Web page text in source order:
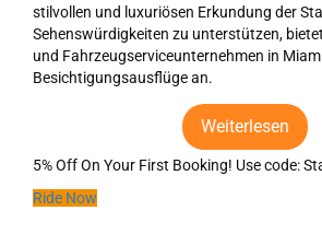
stilvollen und luxuriösen Erkundung der
Sehenswürdigkeiten zu unterstützen,
und Fahrzeugserviceunternehmen in
Besichtigungsausflüge an.
Weiterlesen
5% Off On Your First Booking! Use code:
Ride Now